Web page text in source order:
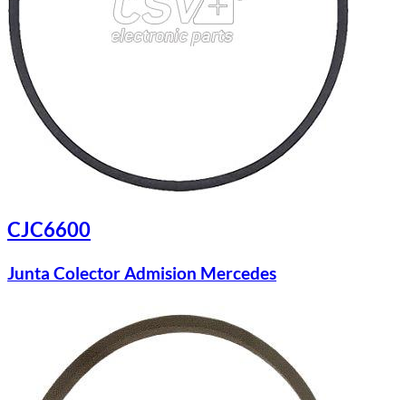
CJC6600
Junta Colector Admision Mercedes